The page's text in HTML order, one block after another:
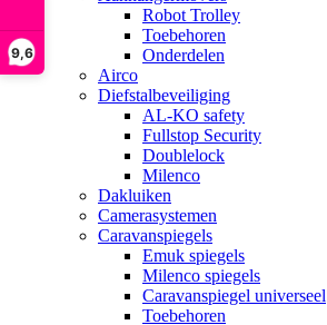
9,6
Robot Trolley
Toebehoren
Onderdelen
Airco
Diefstalbeveiliging
AL-KO safety
Fullstop Security
Doublelock
Milenco
Dakluiken
Camerasystemen
Caravanspiegels
Emuk spiegels
Milenco spiegels
Caravanspiegel universeel
Toebehoren